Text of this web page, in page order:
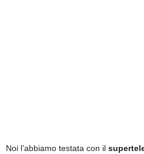
Noi l’abbiamo testata con il